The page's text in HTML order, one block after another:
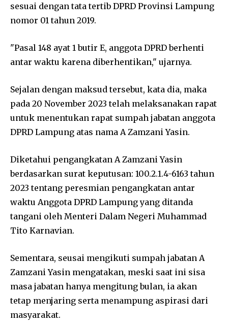
sesuai dengan tata tertib DPRD Provinsi Lampung
nomor 01 tahun 2019.
"Pasal 148 ayat 1 butir E, anggota DPRD berhenti
antar waktu karena diberhentikan," ujarnya.
Sejalan dengan maksud tersebut, kata dia, maka
pada 20 November 2023 telah melaksanakan rapat
untuk menentukan rapat sumpah jabatan anggota
DPRD Lampung atas nama A Zamzani Yasin.
Diketahui pengangkatan A Zamzani Yasin
berdasarkan surat keputusan: 100.2.1.4-6163 tahun
2023 tentang peresmian pengangkatan antar
waktu Anggota DPRD Lampung yang ditanda
tangani oleh Menteri Dalam Negeri Muhammad
Tito Karnavian.
Sementara, seusai mengikuti sumpah jabatan A
Zamzani Yasin mengatakan, meski saat ini sisa
masa jabatan hanya mengitung bulan, ia akan
tetap menjaring serta menampung aspirasi dari
masyarakat.